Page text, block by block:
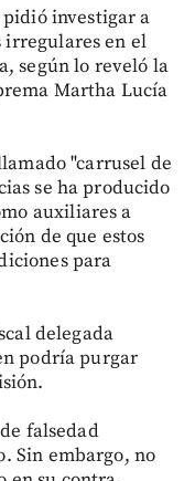
investigar a
irregulares en el
según lo reveló la
Martha Lucía
"carrusel de
se ha producido
auxiliares a
de que estos
para
delegada
podría purgar
falsedad
Sin embargo, no